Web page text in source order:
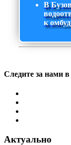
В
к
Следите за нами
Актуально